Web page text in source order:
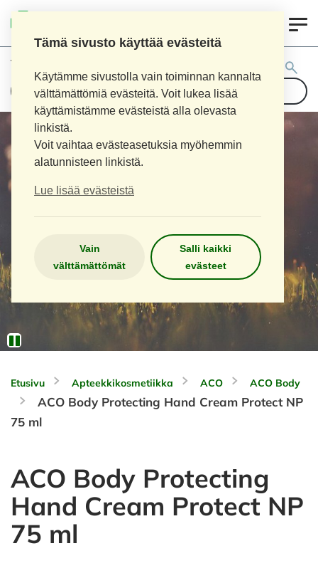
Tämä sivusto käyttää evästeitä
Käytämme sivustolla vain toiminnan kannalta
välttämättömiä evästeitä. Voit lukea lisää
käyttämistämme evästeistä alla olevasta
linkistä.
Voit vaihtaa evästeasetuksia myöhemmin
alatunnisteen linkistä.
Lue lisää evästeistä
Vain
välttämättömät
Salli kaikki
evästeet
Tuotehaku:
Etusivu Apteekkikosmetiikka ACO ACO Body
ACO Body Protecting Hand Cream Protect NP
75 ml
ACO Body Protecting
Hand Cream Protect NP
75 ml